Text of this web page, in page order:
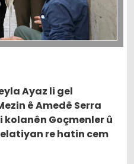
Ayaz li gel
ê Amedê Serra
kolanên Goçmenler û
re hatin cem